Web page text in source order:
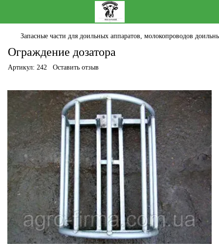
Запасные части для доильных аппаратов, молокопроводов
Ограждение дозатора
Артикул: 242 Оставить отзыв